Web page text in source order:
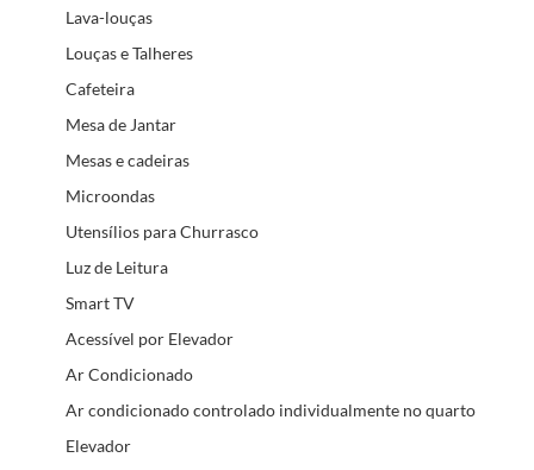
Lava-louças
Louças e Talheres
Cafeteira
Mesa de Jantar
Mesas e cadeiras
Microondas
Utensílios para Churrasco
Luz de Leitura
Smart TV
Acessível por Elevador
Ar Condicionado
Ar condicionado controlado individualmente no quarto
Elevador